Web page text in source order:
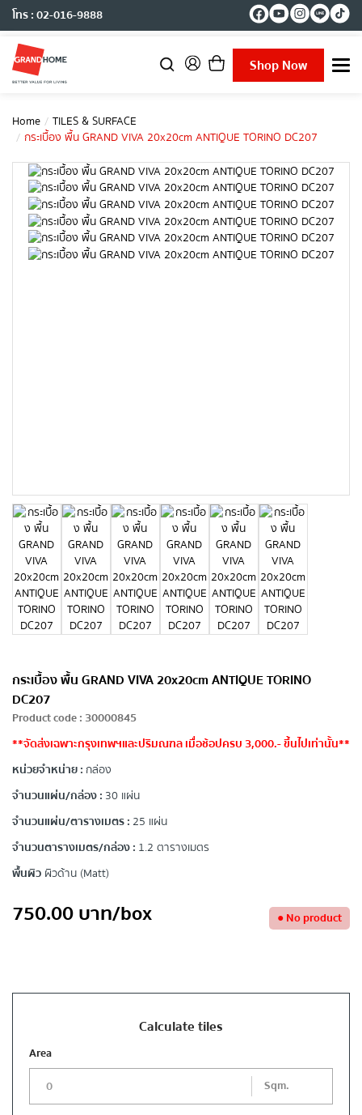
โทร : 02-016-9888
Shop Now
T
n
Home
TILES & SURFACE
กระเบื้อง พื้น GRAND VIVA 20x20cm ANTIQUE TORINO DC207
กระเบื้อง พื้น GRAND VIVA 20x20cm ANTIQUE TORINO
DC207
Product code: 30000845
**จัดส่งเฉพาะกรุงเทพฯและปริมณฑล เมื่อช้อปครบ 3,000.- ขึ้นไปเท่านั้น**
หน่วยจำหน่าย : กล่อง
จำนวนแผ่น/กล่อง : 30 แผ่น
จำนวนแผ่น/ตารางเมตร : 25 แผ่น
จำนวนตารางเมตร/กล่อง : 1.2 ตารางเมตร
พื้นผิว ผิวด้าน (Matt)
750.00บาท/box ●No product
Calculate tiles
Area
Sqm.